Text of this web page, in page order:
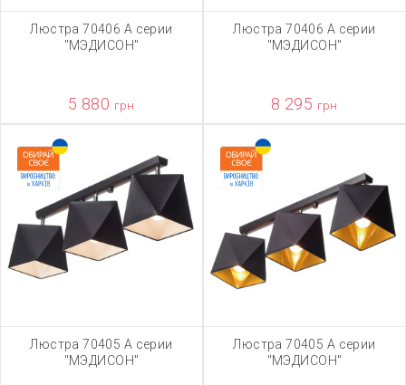
Люстра 70406 А серии
"МЭДИСОН"
5 880 грн
Люстра 70406 А серии
"МЭДИСОН"
8 295 грн
Люстра 70405 А серии
"МЭДИСОН"
Люстра 70405 А серии
"МЭДИСОН"